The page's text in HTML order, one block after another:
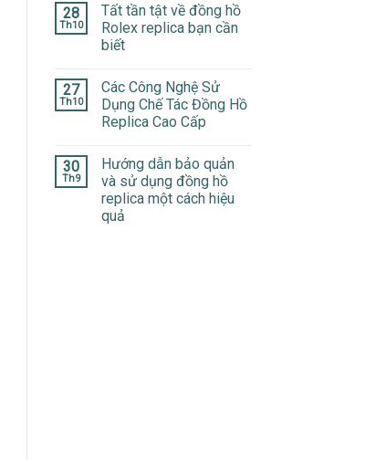
28
Th10
Tất tần tật về đồng hồ
Rolex replica bạn cần
biết
27
Th10
Các Công Nghệ Sử
Dụng Chế Tác Đồng Hồ
Replica Cao Cấp
30
Th9
Hướng dẫn bảo quản
và sử dụng đồng hồ
replica một cách hiệu
quả